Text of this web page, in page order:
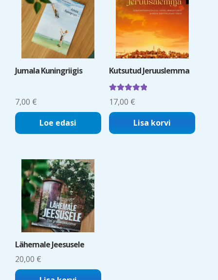
Jumala Kuningriigis
7,00 €
Loe edasi
Kutsutud Jeruuslemma
5.00
17,00 €
Lisa korvi
Lähemale Jeesusele
20,00 €